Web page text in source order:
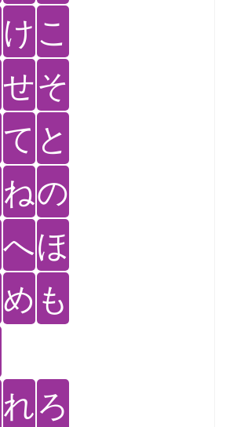
けこ
せそ
て と
ねの
へほ
め も
れろ